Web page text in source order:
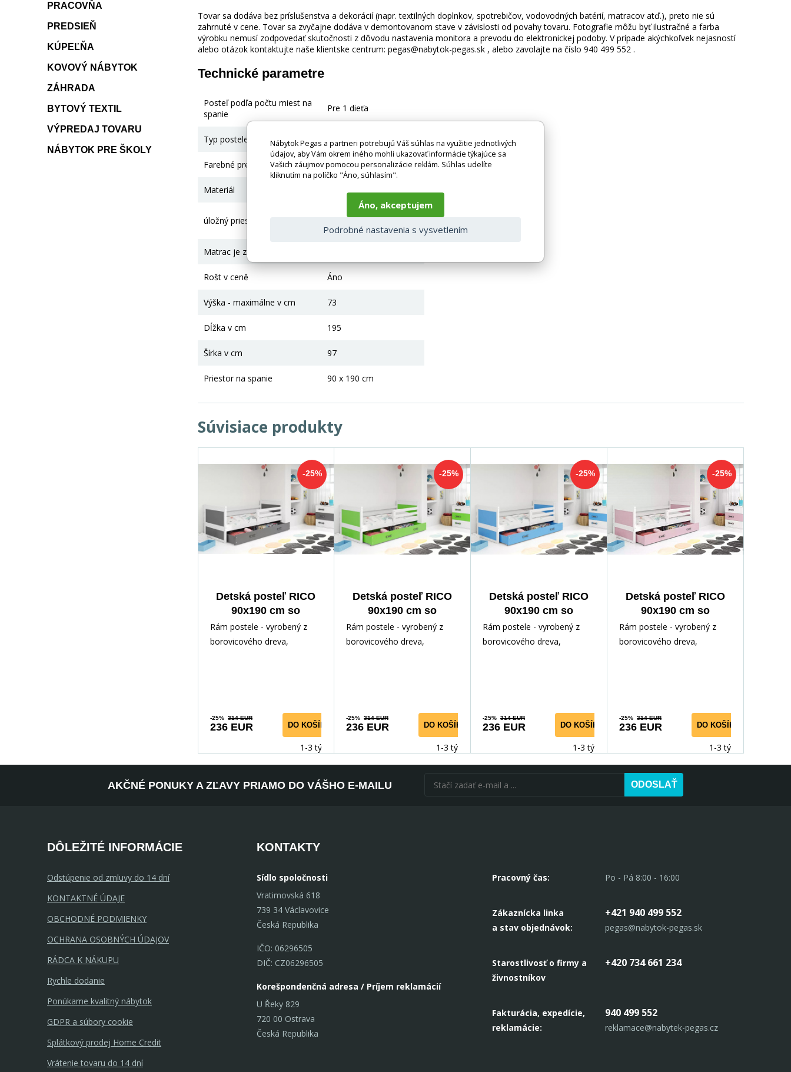
PRACOVŇA
PREDSIEŇ
KÚPEĽŇA
KOVOVÝ NÁBYTOK
ZÁHRADA
BYTOVÝ TEXTIL
VÝPREDAJ TOVARU
NÁBYTOK PRE ŠKOLY
Tovar sa dodáva bez príslušenstva a dekorácií (napr. textilných doplnkov, spotrebičov, vodovodných batérií, matracov atď.), preto nie sú
zahrnuté v cene. Tovar sa zvyčajne dodáva v demontovanom stave v závislosti od povahy tovaru. Fotografie môžu byť ilustračné a farba
výrobku nemusí zodpovedať skutočnosti z dôvodu nastavenia monitora a prevodu do elektronickej podoby. V prípade akýchkoľvek nejasností
alebo otázok kontaktujte naše klientske centrum: pegas@nabytok-pegas.sk , alebo zavolajte na číslo 940 499 552 .
Technické parametre
Posteľ podľa počtu miest na
spanie
Pre 1 dieťa
Typ postele Klasická posteľ
Farebné prevedenie Biela
Materiál Drevo + MDF + HDF
úložný priestor
Posteľ s úložným
priestorom
Matrac je zahrnutý v cene
Rošt v ceně Áno
Výška - maximálne v cm 73
Dĺžka v cm 195
Šírka v cm 97
Priestor na spanie 90 x 190 cm
Súvisiace produkty
-25%
Detská posteľ RICO
90x190 cm so
zásuvkou, s
matracom,
Rám postele - vyrobený z
borovicového dreva,
-25% 314 EUR
236 EUR DO KOŠÍKA
1-3 týdny
-25%
Detská posteľ RICO
90x190 cm so
zásuvkou, s
matracom,
Rám postele - vyrobený z
borovicového dreva,
-25% 314 EUR
236 EUR DO KOŠÍKA
1-3 týdny
-25%
Detská posteľ RICO
90x190 cm so
zásuvkou, s
matracom,
Rám postele - vyrobený z
borovicového dreva,
-25% 314 EUR
236 EUR DO KOŠÍKA
1-3 týdny
-25%
Detská posteľ RICO
90x190 cm so
zásuvkou, s
matracom,
Rám postele - vyrobený z
borovicového dreva,
-25% 314 EUR
236 EUR DO KOŠÍKA
1-3 týdny
AKČNÉ PONUKY A ZĽAVY PRIAMO DO VÁŠHO E-MAILU ODOSLAŤ
DÔLEŽITÉ INFORMÁCIE
Odstúpenie od zmluvy do 14 dní
KONTAKTNÉ ÚDAJE
OBCHODNÉ PODMIENKY
OCHRANA OSOBNÝCH ÚDAJOV
RÁDCA K NÁKUPU
Rychle dodanie
Ponúkame kvalitný nábytok
GDPR a súbory cookie
Splátkový prodej Home Credit
Vrátenie tovaru do 14 dní
KONTAKTY
Sídlo spoločnosti
Vratimovská 618
739 34 Václavovice
Česká Republika
IČO: 06296505
DIČ: CZ06296505
Korešpondenčná adresa / Príjem reklamácií
U Řeky 829
720 00 Ostrava
Česká Republika
Pracovný čas: Po - Pá 8:00 - 16:00
Zákaznícka linka
a stav objednávok:
+421 940 499 552
pegas@nabytok-pegas.sk
Starostlivosť o firmy a
živnostníkov
+420 734 661 234
Fakturácia, expedície,
reklamácie:
940 499 552
reklamace@nabytek-pegas.cz
Nábytok Pegas a partneri potrebujú Váš súhlas na využitie jednotlivých
údajov, aby Vám okrem iného mohli ukazovať informácie týkajúce sa
Vašich záujmov pomocou personalizácie reklám. Súhlas udelíte
kliknutím na políčko "Áno, súhlasím".
Áno, akceptujem
Podrobné nastavenia s vysvetlením